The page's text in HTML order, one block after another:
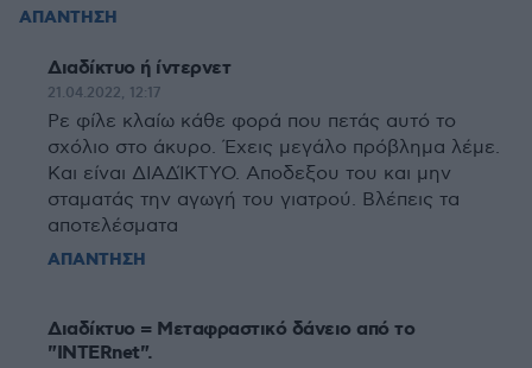
ΑΠΑΝΤΗΣΗ
Διαδίκτυο ή ίντερνετ
21.04.2022, 12:17
Ρε φίλε κλαίω κάθε φορά που πετάς αυτό το
σχόλιο στο άκυρο. Έχεις μεγάλο πρόβλημα λέμε.
Και είναι ΔΙΑΔΊΚΤΥΟ. Αποδεξου του και μην
σταματάς την αγωγή του γιατρού. Βλέπεις τα
αποτελέσματα
ΑΠΑΝΤΗΣΗ
Διαδίκτυο = Μεταφραστικό δάνειο από το
"INTERnet".